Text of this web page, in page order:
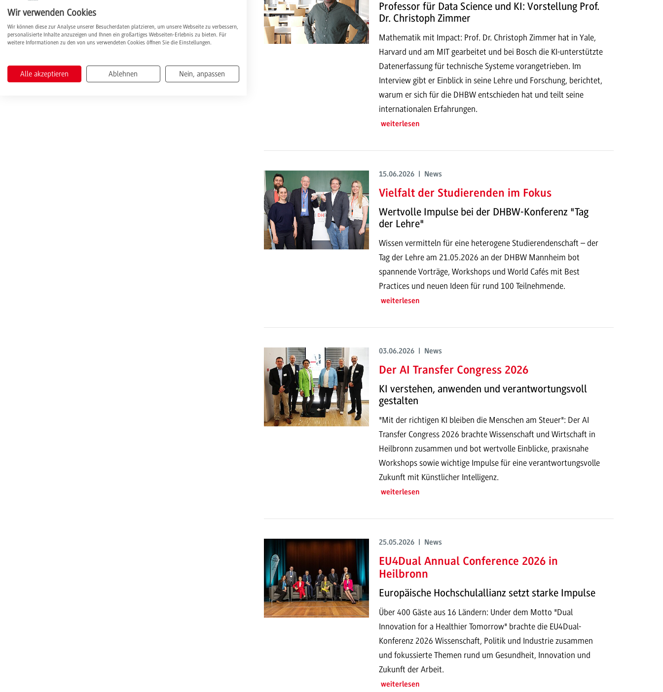
Professor für Data Science und KI: Vorstellung Prof.
Dr. Christoph Zimmer
Mathematik mit Impact: Prof. Dr. Christoph Zimmer hat in Yale,
Harvard und am MIT gearbeitet und bei Bosch die KI-unterstützte
Datenerfassung für technische Systeme vorangetrieben. Im
Interview gibt er Einblick in seine Lehre und Forschung, berichtet,
warum er sich für die DHBW entschieden hat und teilt seine
internationalen Erfahrungen.
weiterlesen
15.06.2026 | News
Vielfalt der Studierenden im Fokus
Wertvolle Impulse bei der DHBW-Konferenz "Tag
der Lehre"
Wissen vermitteln für eine heterogene Studierendenschaft – der
Tag der Lehre am 21.05.2026 an der DHBW Mannheim bot
spannende Vorträge, Workshops und World Cafés mit Best
Practices und neuen Ideen für rund 100 Teilnehmende.
weiterlesen
03.06.2026 | News
Der AI Transfer Congress 2026
KI verstehen, anwenden und verantwortungsvoll
gestalten
"Mit der richtigen KI bleiben die Menschen am Steuer": Der AI
Transfer Congress 2026 brachte Wissenschaft und Wirtschaft in
Heilbronn zusammen und bot wertvolle Einblicke, praxisnahe
Workshops sowie wichtige Impulse für eine verantwortungsvolle
Zukunft mit Künstlicher Intelligenz.
weiterlesen
25.05.2026 | News
EU4Dual Annual Conference 2026 in
Heilbronn
Europäische Hochschulallianz setzt starke Impulse
Über 400 Gäste aus 16 Ländern: Under dem Motto "Dual
Innovation for a Healthier Tomorrow" brachte die EU4Dual-
Konferenz 2026 Wissenschaft, Politik und Industrie zusammen
und fokussierte Themen rund um Gesundheit, Innovation und
Zukunft der Arbeit.
weiterlesen
Wir verwenden Cookies
Wir können diese zur Analyse unserer Besucherdaten platzieren, um unsere Webseite zu verbessern,
personalisierte Inhalte anzuzeigen und Ihnen ein großartiges Webseiten-Erlebnis zu bieten. Für
weitere Informationen zu den von uns verwendeten Cookies öffnen Sie die Einstellungen.
Alle akzeptieren Ablehnen Nein, anpassen